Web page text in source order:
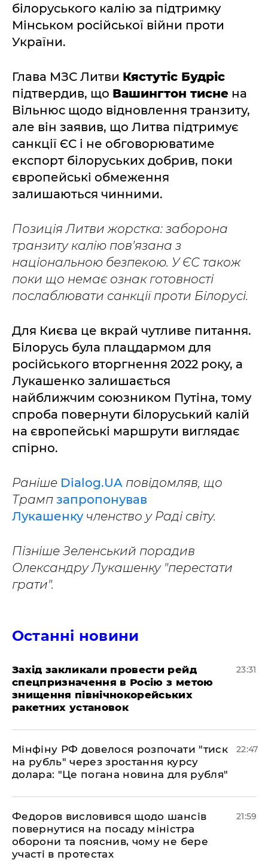
білоруського калію за підтримку
Мінськом російської війни проти
України.
Глава МЗС Литви Кястутіс Будріс
підтвердив, що Вашингтон тисне на
Вільнюс щодо відновлення транзиту,
але він заявив, що Литва підтримує
санкції ЄС і не обговорюватиме
експорт білоруських добрив, поки
європейські обмеження
залишаються чинними.
Позиція Литви жорстка: заборона
транзиту калію пов'язана з
національною безпекою. У ЄС також
поки що немає ознак готовності
послаблювати санкції проти Білорусі.
Для Києва це вкрай чутливе питання.
Білорусь була плацдармом для
російського вторгнення 2022 року, а
Лукашенко залишається
найближчим союзником Путіна, тому
спроба повернути білоруський калій
на європейські маршрути виглядає
спірно.
Раніше Dialog.UA повідомляв, що
Трамп запропонував
Лукашенкучленство у Раді світу.
Пізніше Зеленський порадив
Олександру Лукашенку "перестати
грати".
Останні новини
​Захід закликали провести рейд
спецпризначення в Росію з метою
знищення північнокорейських
ракетних установок
23:31
​Мінфіну РФ довелося розпочати "тиск
на рубль" через зростання курсу
долара: "Це погана новина для рубля"
22:47
​Федоров висловився щодо шансів
повернутися на посаду міністра
оборони та пояснив, чому не бере
участі в протестах
21:59